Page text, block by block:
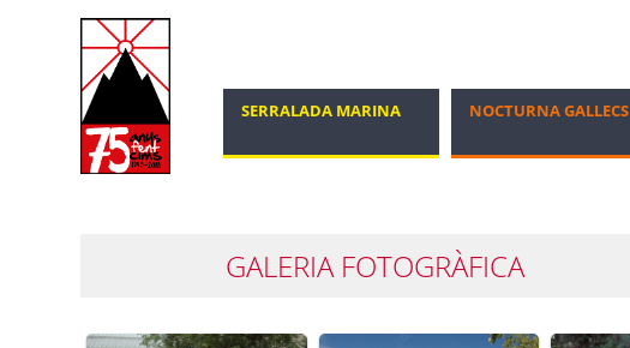
SERRALADA MARINA NOCTURNA GALLECS
GALERIA FOTOGRÀFICA